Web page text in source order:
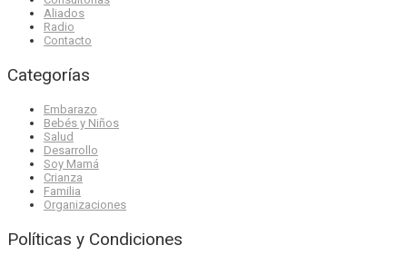
Aliados
Radio
Contacto
Categorías
Embarazo
Bebés y Niños
Salud
Desarrollo
Soy Mamá
Crianza
Familia
Organizaciones
Políticas y Condiciones